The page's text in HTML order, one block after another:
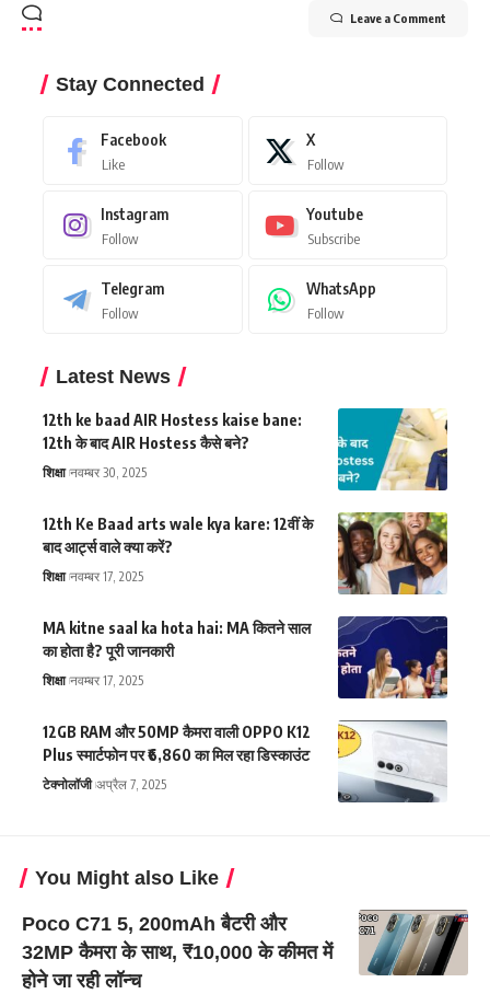
Leave a Comment
Stay Connected
Facebook
Like
X
Follow
Instagram
Follow
Youtube
Subscribe
Telegram
Follow
WhatsApp
Follow
Latest News
12th ke baad AIR Hostess kaise bane:
12th के बाद AIR Hostess कैसे बने?
शिक्षा नवम्बर 30, 2025
12th Ke Baad arts wale kya kare: 12वीं के
बाद आर्ट्स वाले क्या करें?
शिक्षा नवम्बर 17, 2025
MA kitne saal ka hota hai: MA कितने साल
का होता है? पूरी जानकारी
शिक्षा नवम्बर 17, 2025
12GB RAM और 50MP कैमरा वाली OPPO K12
Plus स्मार्टफोन पर ₹6,860 का मिल रहा डिस्काउंट
टेक्नोलॉजी अप्रैल 7, 2025
You Might also Like
Poco C71 5, 200mAh बैटरी और
32MP कैमरा के साथ, ₹10,000 के कीमत में
होने जा रही लॉन्च